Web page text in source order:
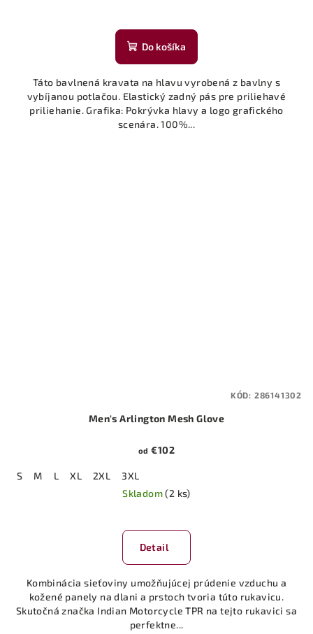
Do košíka
Táto bavlnená kravata na hlavu vyrobená z bavlny s
vybíjanou potlačou. Elastický zadný pás pre priliehavé
priliehanie. Grafika: Pokrývka hlavy a logo grafického
scenára. 100%...
Men's Arlington Mesh Glove
od €102
S M L XL 2XL
3XL
Skladom(2 ks)
Detail
Kombinácia sieťoviny umožňujúcej prúdenie vzduchu a
kožené panely na dlani a prstoch tvoria túto rukavicu.
Skutočná značka Indian Motorcycle TPR na tejto rukavici sa
perfektne...
KÓD: 286141302